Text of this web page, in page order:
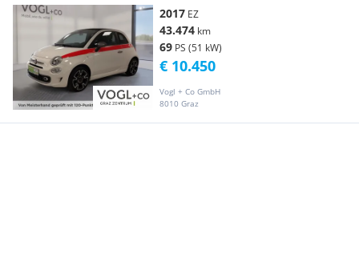
2017 EZ
43.474 km
69 PS (51 kW)
Vogl + Co GmbH
8010 Graz
€ 10.450